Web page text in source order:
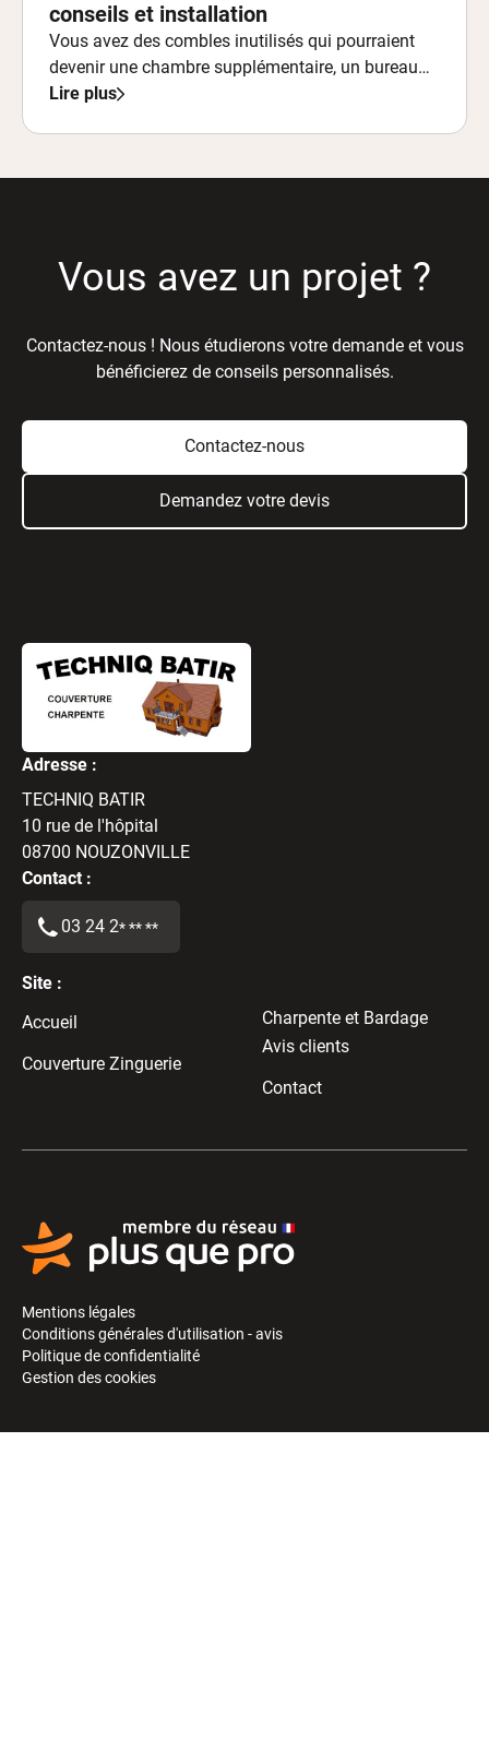
conseils et installation
Vous avez des combles inutilisés qui pourraient
devenir une chambre supplémentaire, un bureau
ou un espace de détente ?
Lire plus
Vous avez un projet ?
Contactez-nous ! Nous étudierons votre demande et vous
bénéficierez de conseils personnalisés.
Contactez-nous
Demandez votre devis
Adresse :
TECHNIQ BATIR
10 rue de l'hôpital
08700 NOUZONVILLE
Contact :
03 24 2* ** **
Site :
Accueil
Couverture Zinguerie
Charpente et Bardage
Avis clients
Contact
Mentions légales
Conditions générales d'utilisation - avis
Politique de confidentialité
Gestion des cookies